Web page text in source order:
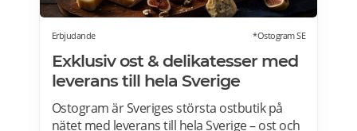
Erbjudande *Ostogram SE
Exklusiv ost & delikatesser med
leverans till hela Sverige
Ostogram är Sveriges största ostbutik på
nätet med leverans till hela Sverige – ost och